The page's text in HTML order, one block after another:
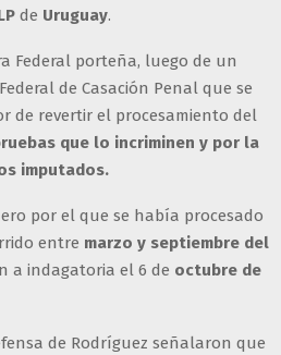
de Uruguay.
Federal porteña, luego de un
de Casación Penal que se
de revertir el procesamiento del
que lo incriminen y por la
imputados.
por el que se había procesado
entre marzo y septiembre del
a indagatoria el 6 de octubre de
de Rodríguez señalaron que